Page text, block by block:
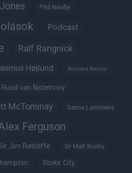
Phil Neville
Podcast
Ralf Rangnick
Højlund Richard Arnold
Ruud van Nistelrooy
McTominay Senne Lammens
Ferguson
Jim Ratcliffe Sir Matt Busby
Stoke City